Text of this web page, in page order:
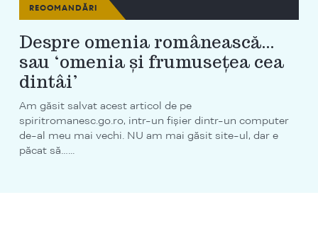
RECOMANDĂRI
Despre omenia românească…
sau ‘omenia și frumusețea cea
dintâi’
Am găsit salvat acest articol de pe
spiritromanesc.go.ro, intr-un fișier dintr-un computer
de-al meu mai vechi. NU am mai găsit site-ul, dar e
păcat să…...